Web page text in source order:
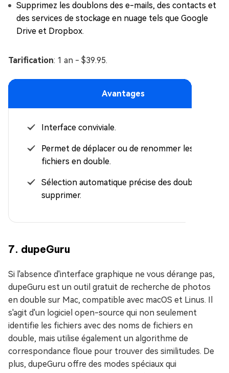
Supprimez les doublons des e-mails, des contacts et
des services de stockage en nuage tels que Google
Drive et Dropbox.
Tarification: 1 an - $39.95.
Avantages
Interface conviviale.
Permet de déplacer ou de renommer les
fichiers en double.
Sélection automatique précise des doublons à
supprimer.
7. dupeGuru
Si l'absence d'interface graphique ne vous dérange pas,
dupeGuru est un outil gratuit de recherche de photos
en double sur Mac, compatible avec macOS et Linus. Il
s'agit d'un logiciel open-source qui non seulement
identifie les fichiers avec des noms de fichiers en
double, mais utilise également un algorithme de
correspondance floue pour trouver des similitudes. De
plus, dupeGuru offre des modes spéciaux qui